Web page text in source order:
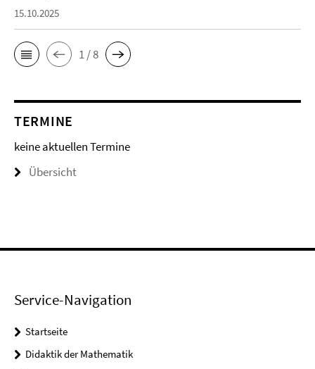
15.10.2025
1 / 8
TERMINE
keine aktuellen Termine
Übersicht
Service-Navigation
Startseite
Didaktik der Mathematik